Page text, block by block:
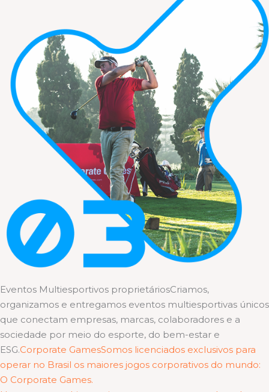
Eventos Multiesportivos proprietáriosCriamos,
organizamos e entregamos eventos multiesportivas únicos
que conectam empresas, marcas, colaboradores e a
sociedade por meio do esporte, do bem-estar e
ESG.Corporate GamesSomos licenciados exclusivos para
operar no Brasil os maiores jogos corporativos do mundo:
O Corporate Games.